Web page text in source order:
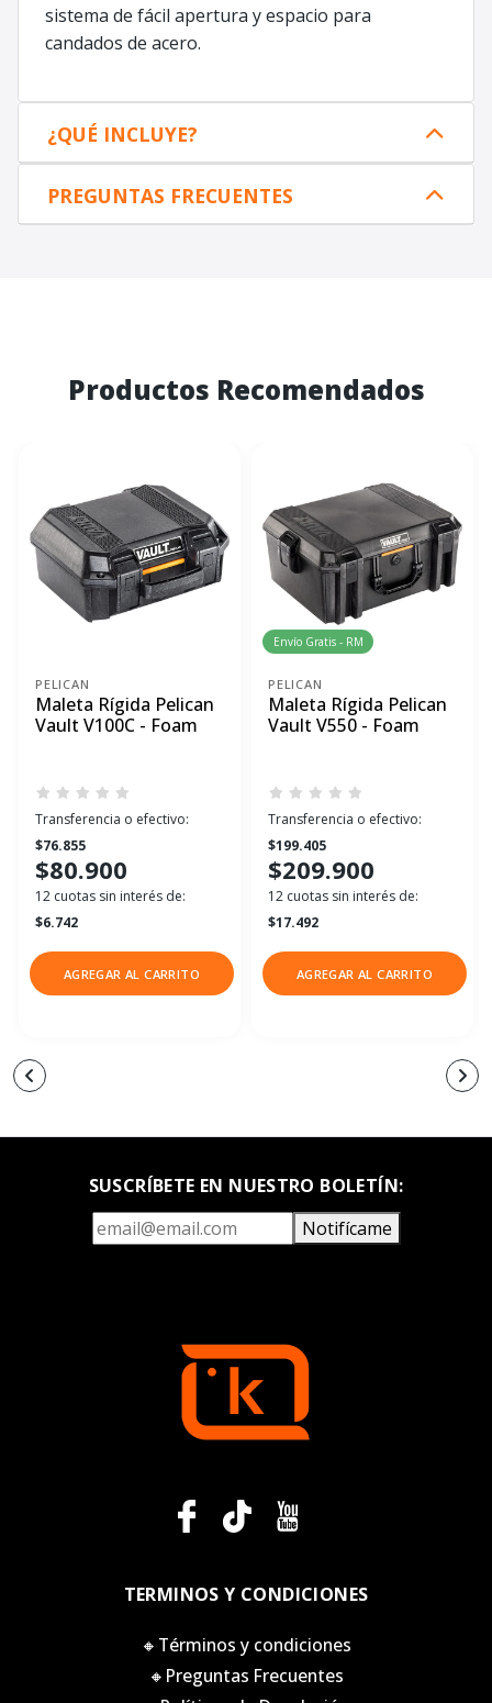
sistema de fácil apertura y espacio para
candados de acero.
¿QUÉ INCLUYE?
PREGUNTAS FRECUENTES
Productos Recomendados
PELICAN
Maleta Rígida Pelican
Vault V100C - Foam
Transferencia o efectivo:
$76.855
$80.900
12 cuotas sin interés de:
$6.742
AGREGAR AL CARRITO
Envío Gratis - RM
PELICAN
Maleta Rígida Pelican
Vault V550 - Foam
Transferencia o efectivo:
$199.405
$209.900
12 cuotas sin interés de:
$17.492
AGREGAR AL CARRITO
SUSCRÍBETE EN NUESTRO BOLETÍN:
Notifícame
TERMINOS Y CONDICIONES
🔸Términos y condiciones
🔸Preguntas Frecuentes